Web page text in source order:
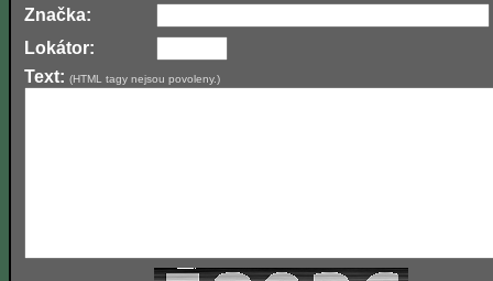
Značka:
Lokátor:
Text: (HTML tagy nejsou povoleny.)